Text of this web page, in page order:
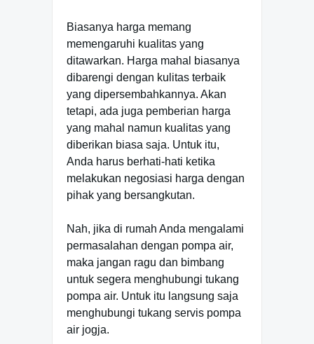
Biasanya harga memang
memengaruhi kualitas yang
ditawarkan. Harga mahal biasanya
dibarengi dengan kulitas terbaik
yang dipersembahkannya. Akan
tetapi, ada juga pemberian harga
yang mahal namun kualitas yang
diberikan biasa saja. Untuk itu,
Anda harus berhati-hati ketika
melakukan negosiasi harga dengan
pihak yang bersangkutan.
Nah, jika di rumah Anda mengalami
permasalahan dengan pompa air,
maka jangan ragu dan bimbang
untuk segera menghubungi tukang
pompa air. Untuk itu langsung saja
menghubungi tukang servis pompa
air jogja.